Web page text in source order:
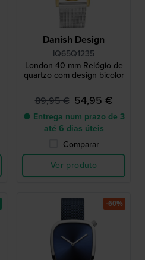
Danish Design
IQ65Q1235
London 40 mm Relógio de
quartzo com design bicolor
89,95 € 54,95 €
● Entrega num prazo de 3
até 6 dias úteis
Comparar
Ver produto
-60%